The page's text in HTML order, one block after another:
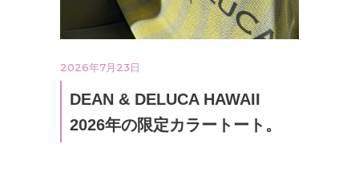
2026年7月23日
DEAN & DELUCA HAWAII
2026年の限定カラートート。